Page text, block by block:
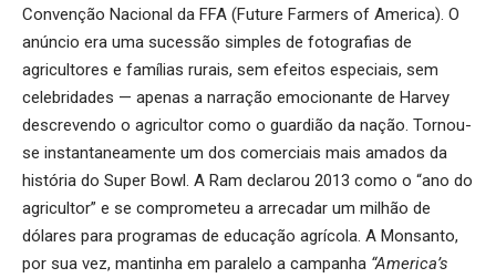
Convenção Nacional da FFA (Future Farmers of America). O
anúncio era uma sucessão simples de fotografias de
agricultores e famílias rurais, sem efeitos especiais, sem
celebridades — apenas a narração emocionante de Harvey
descrevendo o agricultor como o guardião da nação. Tornou-
se instantaneamente um dos comerciais mais amados da
história do Super Bowl. A Ram declarou 2013 como o “ano do
agricultor” e se comprometeu a arrecadar um milhão de
dólares para programas de educação agrícola. A Monsanto,
por sua vez, mantinha em paralelo a campanha “America’s